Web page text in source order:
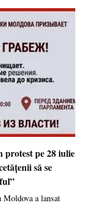
pe 28 iulie
să se
a lansat